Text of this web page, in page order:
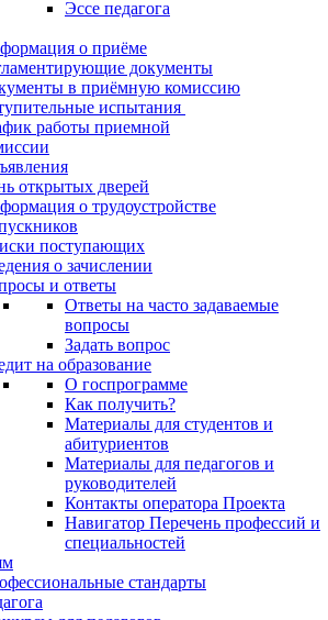
Эссе педагога
о приёме
документы
в приёмную комиссию
испытания
работы приемной
открытых дверей
о трудоустройстве
поступающих
о зачислении
и ответы
Ответы на часто задаваемые
вопросы
Задать вопрос
на образование
О госпрограмме
Как получить?
Материалы для студентов и
абитуриентов
Материалы для педагогов и
руководителей
Контакты оператора Проекта
Навигатор Перечень профессий и
специальностей
стандарты